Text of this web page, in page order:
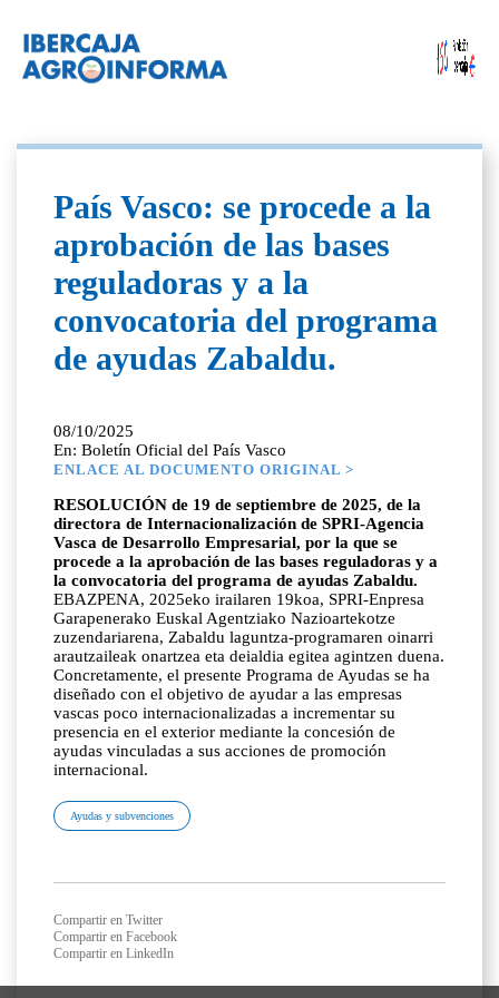
País Vasco: se procede a la
aprobación de las bases
reguladoras y a la
convocatoria del programa
de ayudas Zabaldu.
08/10/2025
En: Boletín Oficial del País Vasco
ENLACE AL DOCUMENTO ORIGINAL >
RESOLUCIÓN de 19 de septiembre de 2025, de la
directora de Internacionalización de SPRI-Agencia
Vasca de Desarrollo Empresarial, por la que se
procede a la aprobación de las bases reguladoras y a
la convocatoria del programa de ayudas Zabaldu.
EBAZPENA, 2025eko irailaren 19koa, SPRI-Enpresa
Garapenerako Euskal Agentziako Nazioartekotze
zuzendariarena, Zabaldu laguntza-programaren oinarri
arautzaileak onartzea eta deialdia egitea agintzen duena.
Concretamente, el presente Programa de Ayudas se ha
diseñado con el objetivo de ayudar a las empresas
vascas poco internacionalizadas a incrementar su
presencia en el exterior mediante la concesión de
ayudas vinculadas a sus acciones de promoción
internacional.
Ayudas y subvenciones
Compartir en Twitter
Compartir en Facebook
Compartir en LinkedIn